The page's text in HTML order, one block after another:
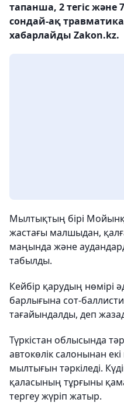
тапанша, 2 тегіс
сондай-ақ
хабарлайды Zakon.kz.
Мылтықтың бірі
жастағы малшыдан,
маңында және
табылды.
Кейбір қарудың нөмірі
барлығына сот-
тағайындалды, деп
Түркістан облысында
автокөлік салонынан
мылтығын тәркіледі.
қаласының тұрғыны
тергеу жүріп жатыр.